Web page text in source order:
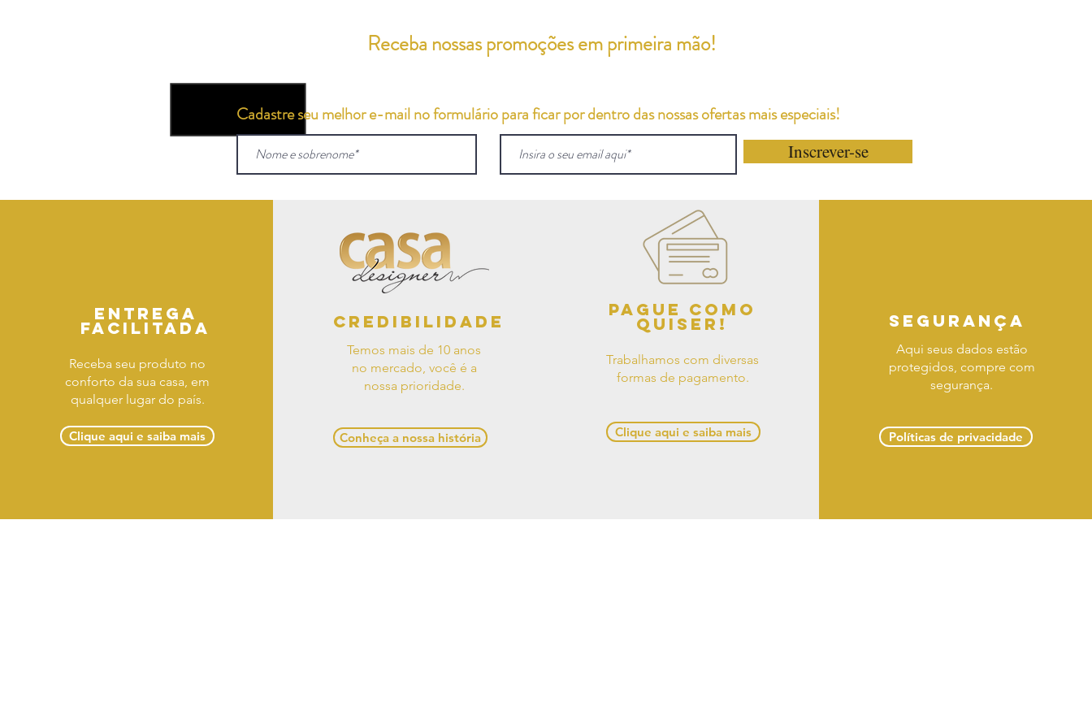
Inscrever-se
Cadastre seu melhor e-mail no formulário para ficar por dentro das nossas ofertas mais especiais!
Receba nossas promoções em primeira mão!
Entrega
facilitada
Receba seu produto no
conforto da sua casa, em
qualquer lugar do país.
Clique aqui e saiba mais
Credibilidade
Temos mais de 10 anos
no mercado, você é a
nossa prioridade.
Conheça a nossa história
Pague como
quiser!
Trabalhamos com diversas
formas de pagamento.
Clique aqui e saiba mais
segurança
Aqui seus dados estão
protegidos, compre com
segurança.
Políticas de privacidade